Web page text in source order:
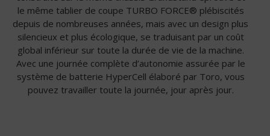
le même tablier de coupe TURBO FORCE® plébiscités
depuis de nombreuses années, mais avec un design plus
silencieux et plus écologique, se traduisant par un coût
global inférieur sur toute la durée de vie de la machine.
Avec une journée complète d’autonomie assurée par le
système de batterie HyperCell élaboré par Toro, vous
pouvez travailler toute la journée, jour après jour.